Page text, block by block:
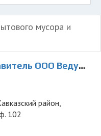
мусора и
Утилизирующая Компания
район,
102